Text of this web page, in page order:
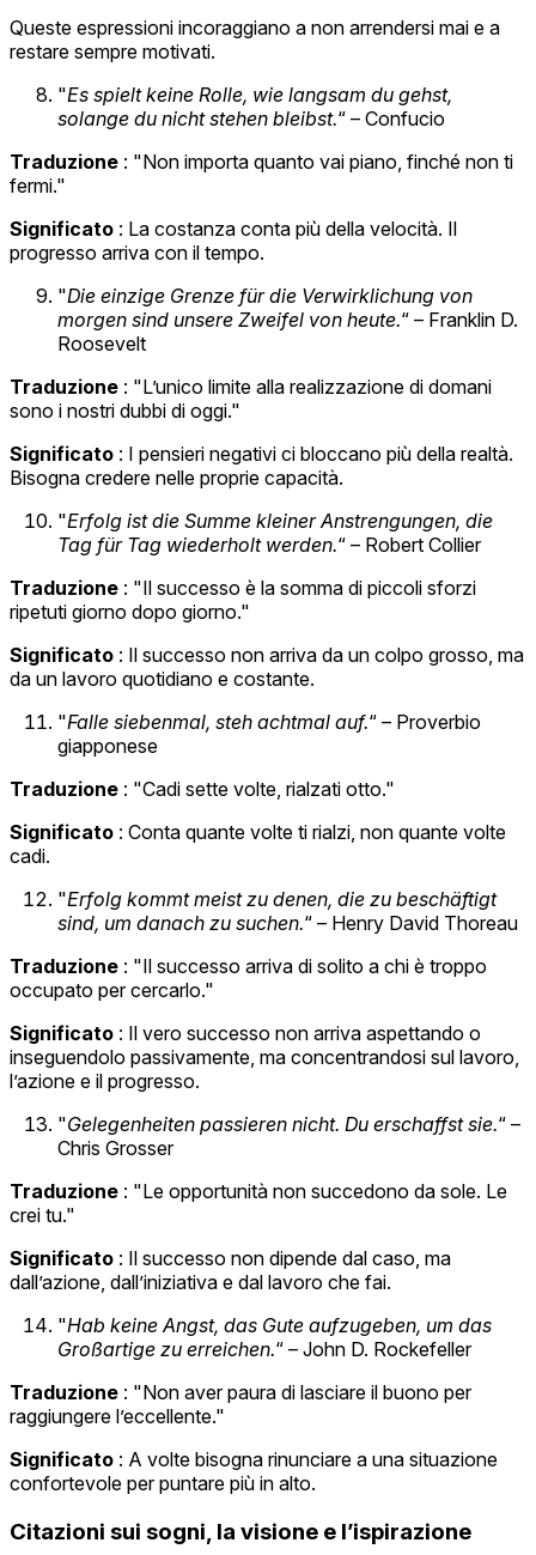
Queste espressioni incoraggiano a non arrendersi mai e a
restare sempre motivati.
"Es spielt keine Rolle, wie langsam du gehst,
solange du nicht stehen bleibst.“ – Confucio
Traduzione : "Non importa quanto vai piano, finché non ti
fermi."
Significato : La costanza conta più della velocità. Il
progresso arriva con il tempo.
"Die einzige Grenze für die Verwirklichung von
morgen sind unsere Zweifel von heute.“ – Franklin D.
Roosevelt
Traduzione : "L’unico limite alla realizzazione di domani
sono i nostri dubbi di oggi."
Significato : I pensieri negativi ci bloccano più della realtà.
Bisogna credere nelle proprie capacità.
"Erfolg ist die Summe kleiner Anstrengungen, die
Tag für Tag wiederholt werden.“ – Robert Collier
Traduzione : "Il successo è la somma di piccoli sforzi
ripetuti giorno dopo giorno."
Significato : Il successo non arriva da un colpo grosso, ma
da un lavoro quotidiano e costante.
"Falle siebenmal, steh achtmal auf.“ – Proverbio
giapponese
Traduzione : "Cadi sette volte, rialzati otto."
Significato : Conta quante volte ti rialzi, non quante volte
cadi.
"Erfolg kommt meist zu denen, die zu beschäftigt
sind, um danach zu suchen.“ – Henry David Thoreau
Traduzione : "Il successo arriva di solito a chi è troppo
occupato per cercarlo."
Significato : Il vero successo non arriva aspettando o
inseguendolo passivamente, ma concentrandosi sul lavoro,
l’azione e il progresso.
"Gelegenheiten passieren nicht. Du erschaffst sie.“ –
Chris Grosser
Traduzione : "Le opportunità non succedono da sole. Le
crei tu."
Significato : Il successo non dipende dal caso, ma
dall’azione, dall’iniziativa e dal lavoro che fai.
"Hab keine Angst, das Gute aufzugeben, um das
Großartige zu erreichen.“ – John D. Rockefeller
Traduzione : "Non aver paura di lasciare il buono per
raggiungere l’eccellente."
Significato : A volte bisogna rinunciare a una situazione
confortevole per puntare più in alto.
Citazioni sui sogni, la visione e l’ispirazione